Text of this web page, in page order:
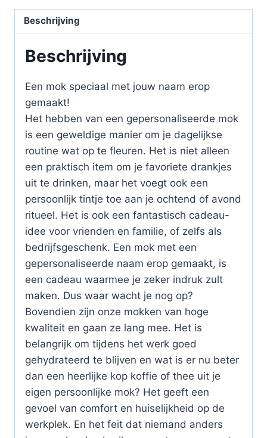
Beschrijving
Beschrijving
Een mok speciaal met jouw naam erop
gemaakt!
Het hebben van een gepersonaliseerde mok
is een geweldige manier om je dagelijkse
routine wat op te fleuren. Het is niet alleen
een praktisch item om je favoriete drankjes
uit te drinken, maar het voegt ook een
persoonlijk tintje toe aan je ochtend of avond
ritueel. Het is ook een fantastisch cadeau-
idee voor vrienden en familie, of zelfs als
bedrijfsgeschenk. Een mok met een
gepersonaliseerde naam erop gemaakt, is
een cadeau waarmee je zeker indruk zult
maken. Dus waar wacht je nog op?
Bovendien zijn onze mokken van hoge
kwaliteit en gaan ze lang mee. Het is
belangrijk om tijdens het werk goed
gehydrateerd te blijven en wat is er nu beter
dan een heerlijke kop koffie of thee uit je
eigen persoonlijke mok? Het geeft een
gevoel van comfort en huiselijkheid op de
werkplek. En het feit dat niemand anders